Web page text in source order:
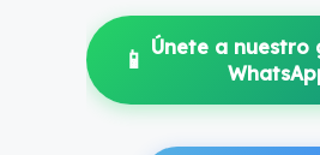
📱 Únete a nuestro